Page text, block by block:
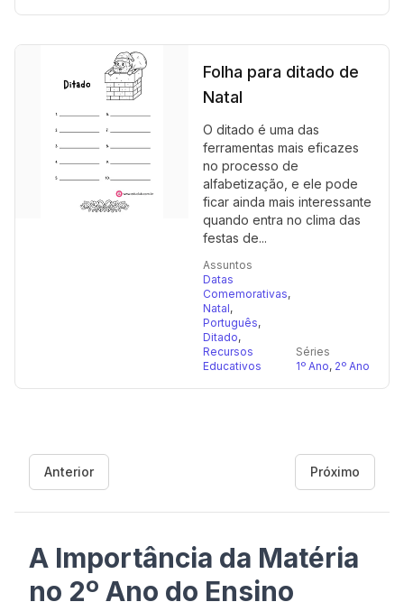
Folha para ditado de
Natal
O ditado é uma das
ferramentas mais eficazes
no processo de
alfabetização, e ele pode
ficar ainda mais interessante
quando entra no clima das
festas de...
Assuntos
Datas
Comemorativas,
Natal,
Português,
Ditado,
Recursos
Educativos
Séries
1º Ano, 2º Ano
Anterior Próximo
A Importância da Matéria
no 2º Ano do Ensino